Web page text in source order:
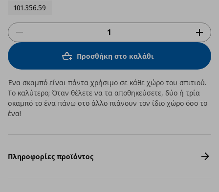
101.356.59
Προσθήκη στο καλάθι
Ένα σκαμπό είναι πάντα χρήσιμο σε κάθε χώρο του σπιτιού.
Το καλύτερο; Όταν θέλετε να τα αποθηκεύσετε, δύο ή τρία
σκαμπό το ένα πάνω στο άλλο πιάνουν τον ίδιο χώρο όσο το
ένα!
Πληροφορίες προϊόντος